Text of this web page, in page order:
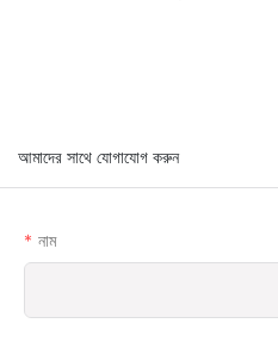
আমাদের সাথে যোগাযোগ করুন
নাম